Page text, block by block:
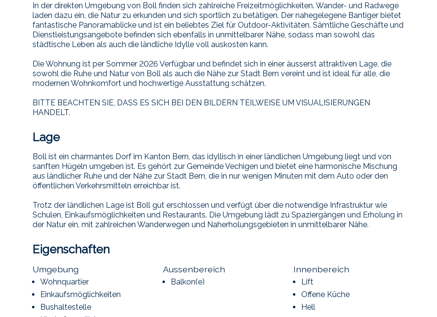
In der direkten Umgebung von Boll finden sich zahlreiche Freizeitmöglichkeiten. Wander- und Radwege
laden dazu ein, die Natur zu erkunden und sich sportlich zu betätigen. Der nahegelegene Bantiger bietet
fantastische Panoramablicke und ist ein beliebtes Ziel für Outdoor-Aktivitäten. Sämtliche Geschäfte und
Dienstleistungsangebote befinden sich ebenfalls in unmittelbarer Nähe, sodass man sowohl das
städtische Leben als auch die ländliche Idylle voll auskosten kann.
Die Wohnung ist per Sommer 2026 Verfügbar und befindet sich in einer äusserst attraktiven Lage, die
sowohl die Ruhe und Natur von Boll als auch die Nähe zur Stadt Bern vereint und ist ideal für alle, die
modernen Wohnkomfort und hochwertige Ausstattung schätzen.
BITTE BEACHTEN SIE, DASS ES SICH BEI DEN BILDERN TEILWEISE UM VISUALISIERUNGEN
HANDELT.
Lage
Boll ist ein charmantes Dorf im Kanton Bern, das idyllisch in einer ländlichen Umgebung liegt und von
sanften Hügeln umgeben ist. Es gehört zur Gemeinde Vechigen und bietet eine harmonische Mischung
aus ländlicher Ruhe und der Nähe zur Stadt Bern, die in nur wenigen Minuten mit dem Auto oder den
öffentlichen Verkehrsmitteln erreichbar ist.
Trotz der ländlichen Lage ist Boll gut erschlossen und verfügt über die notwendige Infrastruktur wie
Schulen, Einkaufsmöglichkeiten und Restaurants. Die Umgebung lädt zu Spaziergängen und Erholung in
der Natur ein, mit zahlreichen Wanderwegen und Naherholungsgebieten in unmittelbarer Nähe.
Eigenschaften
Umgebung
Wohnquartier
Einkaufsmöglichkeiten
Bushaltestelle
Aussenbereich
Balkon(e)
Innenbereich
Lift
Offene Küche
Hell